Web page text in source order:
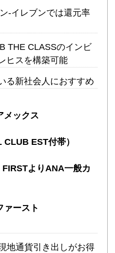
-イレブンでは還元率
THE CLASSのインビ
ヒスを構築可能
る新社会人におすすめ
メックス
EST付帯）
よりANA一般カ
ァースト
地通貨引き出しがお得